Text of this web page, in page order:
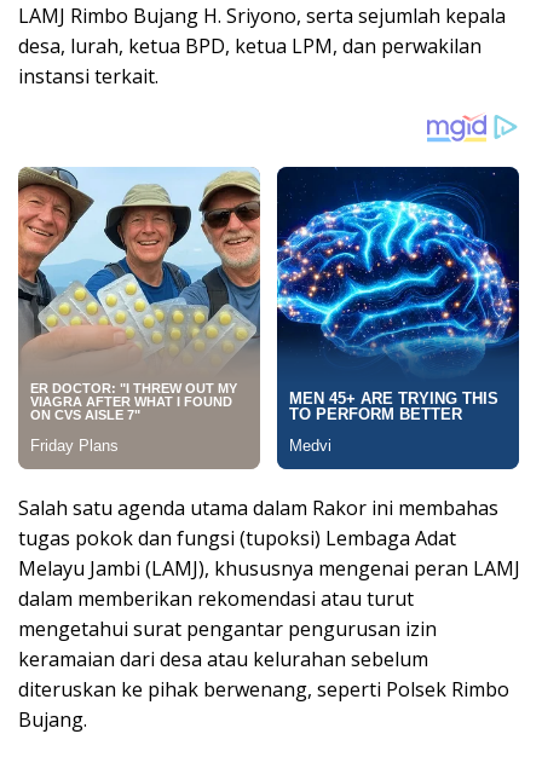
LAMJ Rimbo Bujang H. Sriyono, serta sejumlah kepala
desa, lurah, ketua BPD, ketua LPM, dan perwakilan
instansi terkait.
Salah satu agenda utama dalam Rakor ini membahas
tugas pokok dan fungsi (tupoksi) Lembaga Adat
Melayu Jambi (LAMJ), khususnya mengenai peran LAMJ
dalam memberikan rekomendasi atau turut
mengetahui surat pengantar pengurusan izin
keramaian dari desa atau kelurahan sebelum
diteruskan ke pihak berwenang, seperti Polsek Rimbo
Bujang.